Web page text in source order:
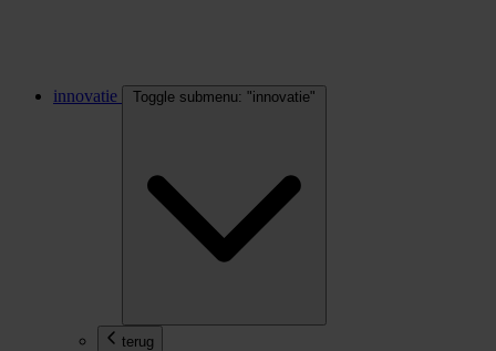
innovatie Toggle submenu: "innovatie"
terug